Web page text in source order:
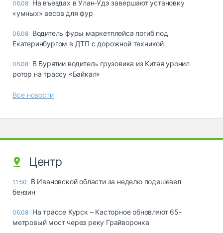
06.08 Ha въeздax в Улaн-Удэ зaвepшaют ycтaнoвкy
«yмныx» вecoв для фyp
06.08 Водитель фуры маркетплейса погиб под
Екатеринбургом в ДТП с дорожной техникой
06.08 В Бурятии водитель грузовика из Китая уронил
ротор на трассу «Байкал»
Все новости
Центр
11:50
В Ивановской области за неделю подешевел
бензин
06.08 На трассе Курск – Касторное обновляют 65-
метровый мост через реку Грайворонка